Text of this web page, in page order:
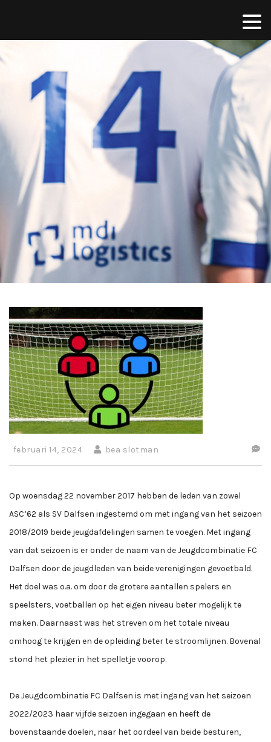
februari 14, 2024 bea slotman
Op woensdag 22 november 2017 hebben de leden van zowel
ASC’62 als SV Dalfsen ingestemd om met ingang van het seizoen
2018/2019 beide jeugdafdelingen samen te voegen. Met ingang
van dat seizoen is er onder de naam van de Jeugdcombinatie FC
Dalfsen door de jeugdleden van beide verenigingen gevoetbald.
Het doel was o.a. om door de grotere aantallen spelers en
speelsters, voetballen op het eigen niveau beter mogelijk te
maken. Daarnaast was het streven om het totale niveau
omhoog te krijgen en de opleiding beter te stroomlijnen. Bovenal
stond het plezier in het spelletje voorop.
De Jeugdcombinatie FC Dalfsen is met ingang van het seizoen
2022/2023 haar vijfde seizoen ingegaan en heeft de
bovenstaande doelen, naar het oordeel van beide besturen,